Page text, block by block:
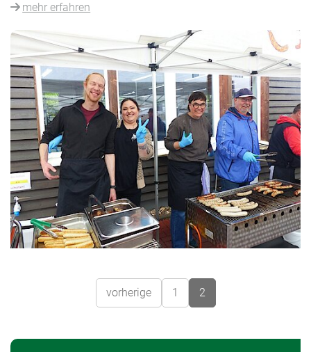
mehr erfahren
vorherige 1 2